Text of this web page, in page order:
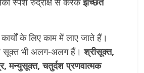
कार्यों के लिए काम में लाए जाते हैं।
सूक्त भी अलग-अलग हैं।श्रीसूक्त,
मन्युसूक्त, चतुर्दश प्रणवात्मक